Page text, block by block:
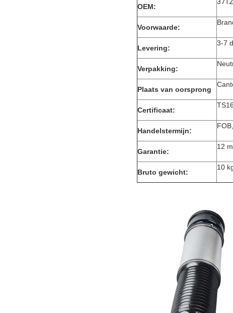
OEM:
Voorwaarde:
Levering:
3-7
Verpakking:
Plaats van oorsprong
Certificaat:
Handelstermijn:
Garantie:
12
Bruto gewicht:
10